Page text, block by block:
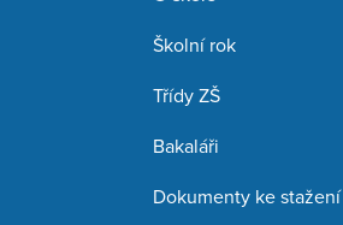
Školní rok
Třídy ZŠ
Bakaláři
Dokumenty ke stažení